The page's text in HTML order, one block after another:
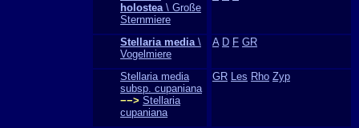
holostea\ Große
Sternmiere
Stellaria media\
Vogelmiere
A D F GR
Stellaria media
subsp. cupaniana
−−> Stellaria
cupaniana
GR Les Rho Zyp